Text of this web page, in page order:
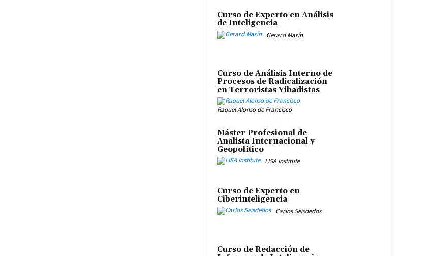
Curso de Experto en Análisis
de Inteligencia
Gerard Marín
Curso de Análisis Interno de
Procesos de Radicalización
en Terroristas Yihadistas
Raquel Alonso de Francisco
Máster Profesional de
Analista Internacional y
Geopolítico
LISA Institute
Curso de Experto en
Ciberinteligencia
Carlos Seisdedos
Curso de Redacción de